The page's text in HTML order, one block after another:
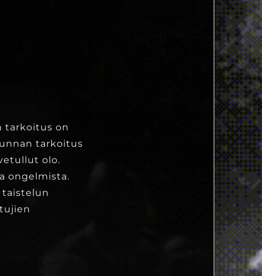
tarkoitus on
tarkoitus
olo.
ongelmista.
taistelun